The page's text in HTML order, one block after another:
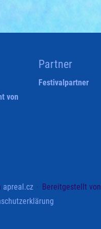
von
Partner
Festivalpartner
apreal.cz Bereitgestellt von